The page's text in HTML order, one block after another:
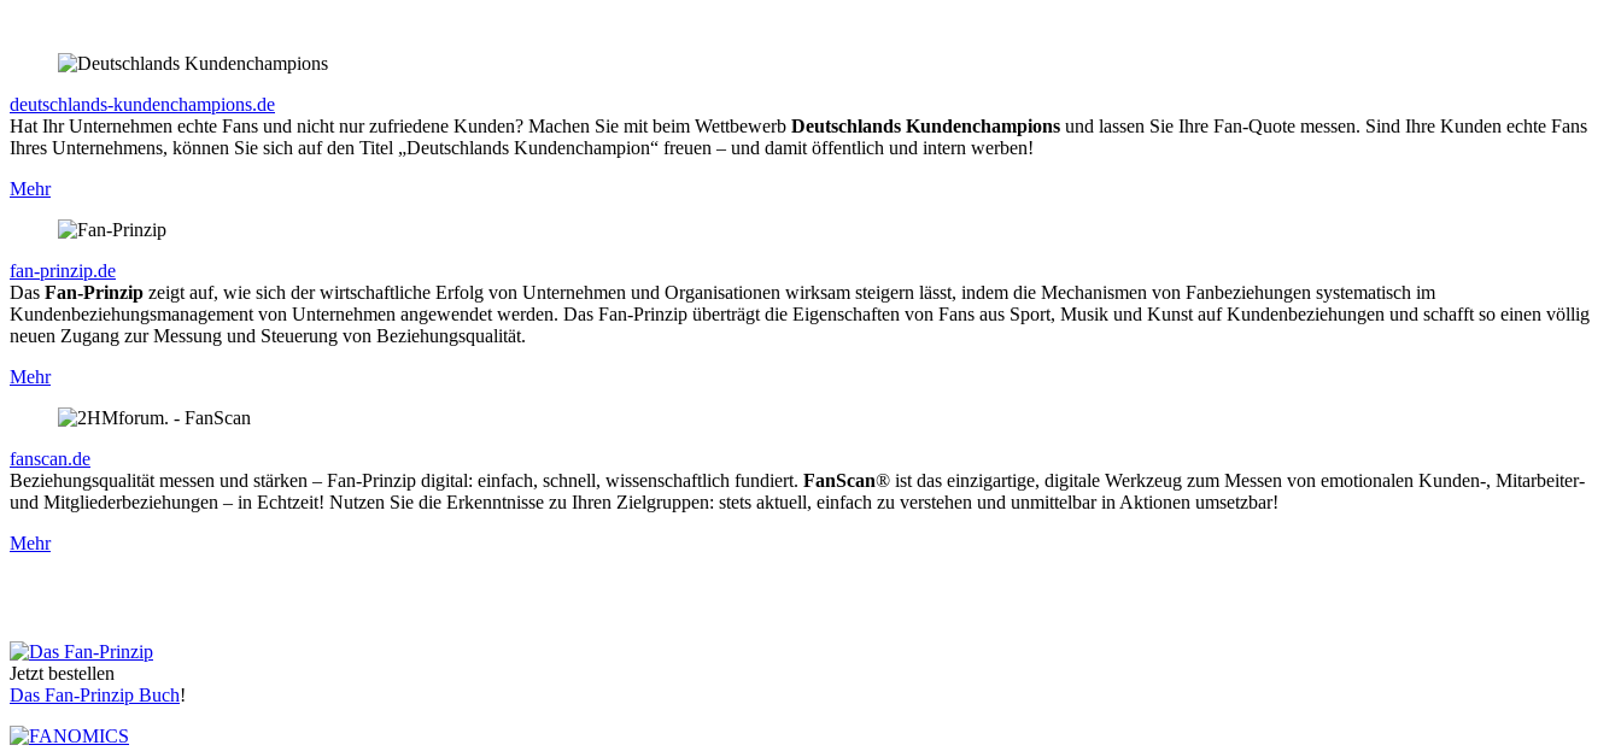
deutschlands-kundenchampions.de
Hat Ihr Unternehmen echte Fans und nicht nur zufriedene Kunden? Machen Sie mit beim Wettbewerb Deutschlands Kundenchampions und lassen Sie Ihre Fan-Quote messen. Sind Ihre Kunden echte Fans
Ihres Unternehmens, können Sie sich auf den Titel „Deutschlands Kundenchampion“ freuen – und damit öffentlich und intern werben!
Mehr
fan-prinzip.de
Das Fan-Prinzip zeigt auf, wie sich der wirtschaftliche Erfolg von Unternehmen und Organisationen wirksam steigern lässt, indem die Mechanismen von Fanbeziehungen systematisch im
Kundenbeziehungsmanagement von Unternehmen angewendet werden. Das Fan-Prinzip überträgt die Eigenschaften von Fans aus Sport, Musik und Kunst auf Kundenbeziehungen und schafft so einen völlig
neuen Zugang zur Messung und Steuerung von Beziehungsqualität.
Mehr
fanscan.de
Beziehungsqualität messen und stärken – Fan-Prinzip digital: einfach, schnell, wissenschaftlich fundiert. FanScan® ist das einzigartige, digitale Werkzeug zum Messen von emotionalen Kunden-, Mitarbeiter-
und Mitgliederbeziehungen – in Echtzeit! Nutzen Sie die Erkenntnisse zu Ihren Zielgruppen: stets aktuell, einfach zu verstehen und unmittelbar in Aktionen umsetzbar!
Mehr
Jetzt bestellen
Das Fan-Prinzip Buch!